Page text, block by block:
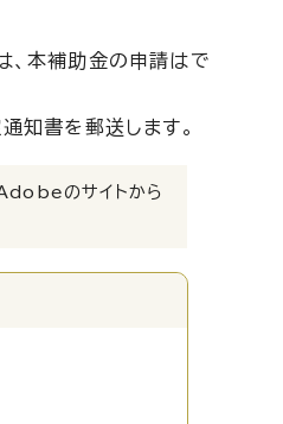
、本補助金の申請はで
知書を郵送します。
のサイトから